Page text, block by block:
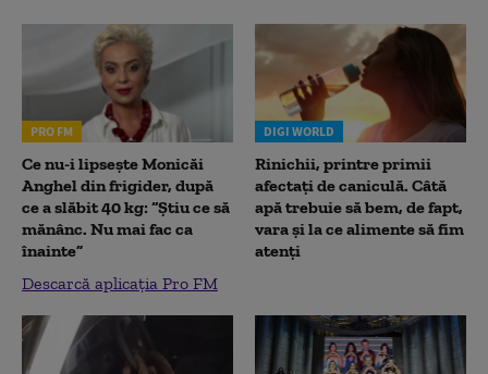
PRO FM
Ce nu-i lipsește Monicăi
Anghel din frigider, după
ce a slăbit 40 kg: “Știu ce să
mănânc. Nu mai fac ca
înainte”
Descarcă aplicația Pro FM
DIGI WORLD
Rinichii, printre primii
afectați de caniculă. Câtă
apă trebuie să bem, de fapt,
vara și la ce alimente să fim
atenți